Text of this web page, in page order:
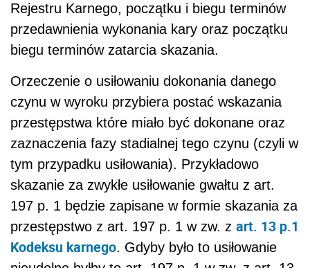
Rejestru Karnego, początku i biegu terminów
przedawnienia wykonania kary oraz początku
biegu terminów zatarcia skazania.
Orzeczenie o usiłowaniu dokonania danego
czynu w wyroku przybiera postać wskazania
przestępstwa które miało być dokonane oraz
zaznaczenia fazy stadialnej tego czynu (czyli w
tym przypadku usiłowania). Przykładowo
skazanie za zwykłe usiłowanie gwałtu z art.
197 p. 1 będzie zapisane w formie skazania za
przestępstwo z art. 197 p. 1 w zw. z art. 13 p.1
Kodeksu karnego. Gdyby było to usiłowanie